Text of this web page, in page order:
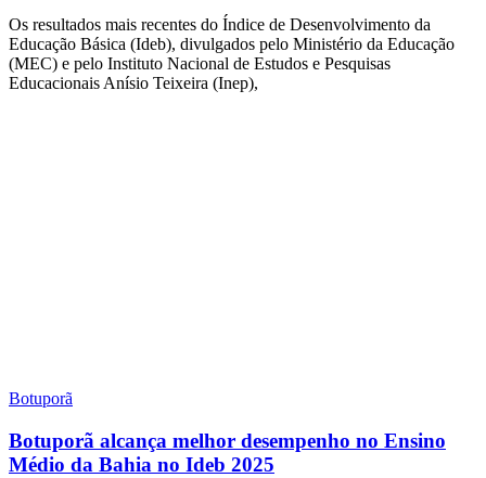
Os resultados mais recentes do Índice de Desenvolvimento da
Educação Básica (Ideb), divulgados pelo Ministério da Educação
(MEC) e pelo Instituto Nacional de Estudos e Pesquisas
Educacionais Anísio Teixeira (Inep),
Botuporã
Botuporã alcança melhor desempenho no Ensino
Médio da Bahia no Ideb 2025